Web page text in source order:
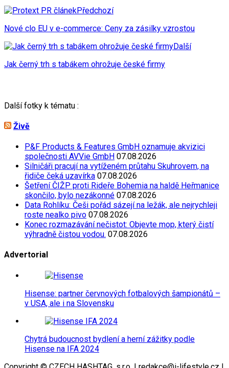
Předchozí
Nové clo EU v e-commerce: Ceny za zásilky vzrostou
Další
Jak černý trh s tabákem ohrožuje české firmy
Další fotky k tématu :
Živě
P&F Products & Features GmbH oznamuje akvizici
společnosti AVVie GmbH 07.08.2026
Silničáři pracují na vytíženém průtahu Skuhrovem, na
řidiče čeká uzavírka 07.08.2026
Šetření ČIŽP proti Rideře Bohemia na haldě Heřmanice
skončilo, bylo nezákonné 07.08.2026
Data Rohlíku: Češi pořád sázejí na ležák, ale nejrychleji
roste nealko pivo 07.08.2026
Konec rozmazávání nečistot: Objevte mop, který čistí
výhradně čistou vodou. 07.08.2026
Advertorial
Hisense: partner červnových fotbalových šampionátů –
v USA, ale i na Slovensku
Chytrá budoucnost bydlení a herní zážitky podle
Hisense na IFA 2024